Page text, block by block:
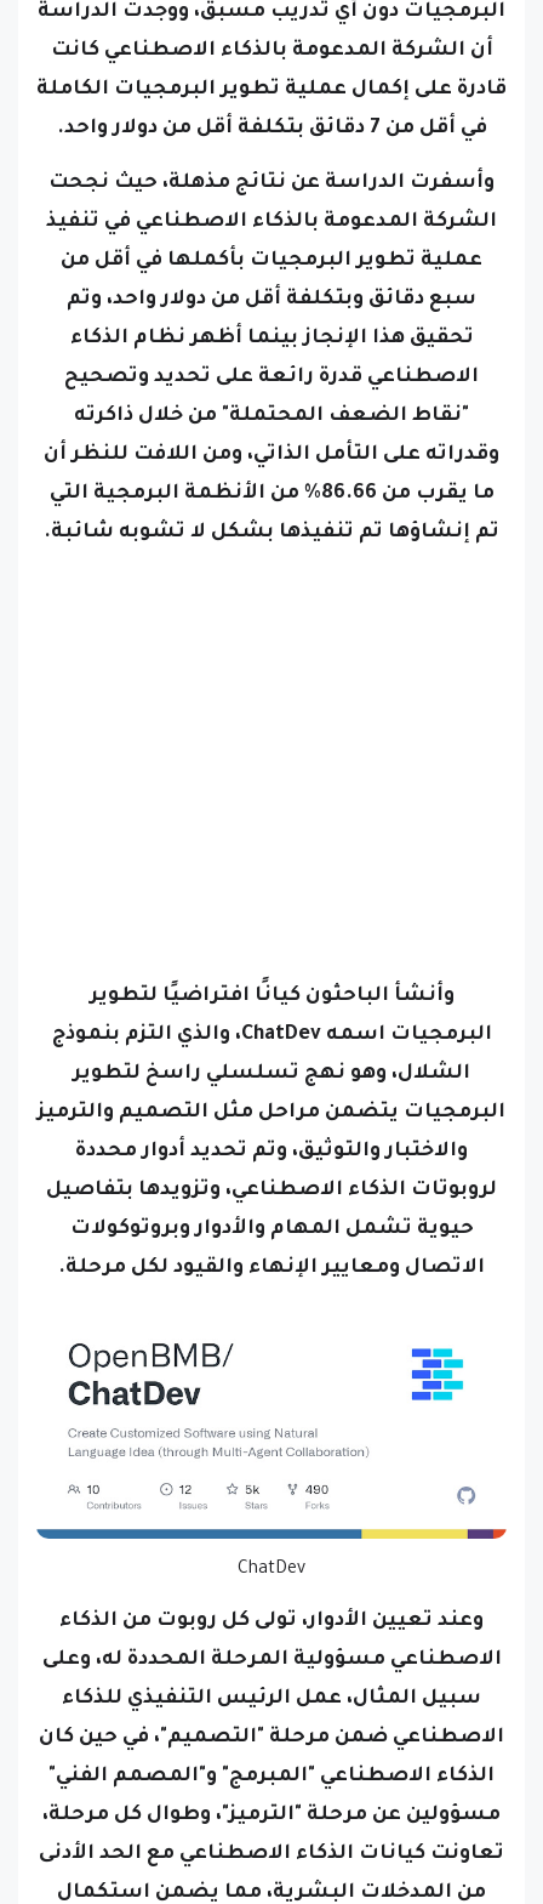
أن الشركة المدعومة بالذكاء الاصطناعي كانت
قادرة على إكمال عملية تطوير البرمجيات الكاملة
في أقل من 7 دقائق بتكلفة أقل من دولار واحد.
وأسفرت الدراسة عن نتائج مذهلة، حيث نجحت
الشركة المدعومة بالذكاء الاصطناعي في تنفيذ
عملية تطوير البرمجيات بأكملها في أقل من
سبع دقائق وبتكلفة أقل من دولار واحد، وتم
تحقيق هذا الإنجاز بينما أظهر نظام الذكاء
الاصطناعي قدرة رائعة على تحديد وتصحيح
"نقاط الضعف المحتملة" من خلال ذاكرته
وقدراته على التأمل الذاتي، ومن اللافت للنظر أن
ما يقرب من 86.66% من الأنظمة البرمجية التي
تم إنشاؤها تم تنفيذها بشكل لا تشوبه شائبة.
البرمجيات اسمه ChatDev، والذي التزم بنموذج
الشلال، وهو نهج تسلسلي راسخ لتطوير
البرمجيات يتضمن مراحل مثل التصميم والترميز
والاختبار والتوثيق، وتم تحديد أدوار محددة
لروبوتات الذكاء الاصطناعي، وتزويدها بتفاصيل
حيوية تشمل المهام والأدوار وبروتوكولات
الاتصال ومعايير الإنهاء والقيود لكل مرحلة.
ChatDev
الاصطناعي مسؤولية المرحلة المحددة له، وعلى
سبيل المثال، عمل الرئيس التنفيذي للذكاء
الاصطناعي ضمن مرحلة "التصميم"، في حين كان
الذكاء الاصطناعي "المبرمج" و"المصمم الفني"
مسؤولين عن مرحلة "الترميز"، وطوال كل مرحلة،
تعاونت كيانات الذكاء الاصطناعي مع الحد الأدنى
من المدخلات البشرية، مما يضمن استكمال
جوانب محددة من عملية تطوير البرمجيات.